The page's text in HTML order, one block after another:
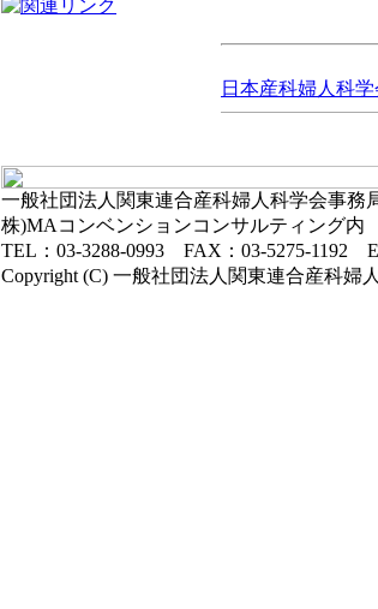
日本産科婦人科
一般社団法人関東連合産科婦人科学会事務
株)MAコンベンションコンサルティング内
TEL：03-3288-0993 FAX：03-5275-1192
Copyright (C) 一般社団法人関東連合産科婦